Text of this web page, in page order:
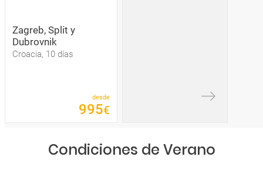
Zagreb, Split y
Dubrovnik
Croacia, 10 días
desde
995€
Condiciones de Verano